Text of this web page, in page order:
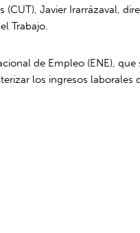
Javier Irarrázaval,
Trabajo.
de Empleo (ENE),
los ingresos